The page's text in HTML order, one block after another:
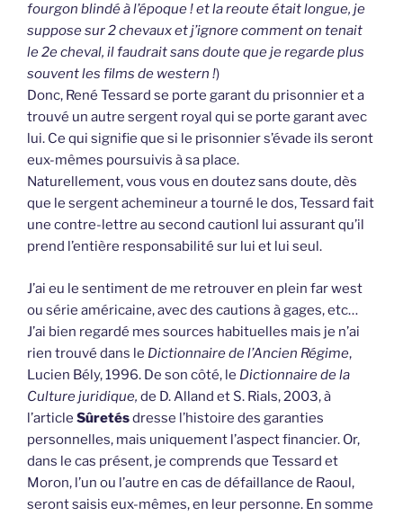
fourgon blindé à l’époque ! et la reoute était longue, je
suppose sur 2 chevaux et j’ignore comment on tenait
le 2e cheval, il faudrait sans doute que je regarde plus
souvent les films de western !)
Donc, René Tessard se porte garant du prisonnier et a
trouvé un autre sergent royal qui se porte garant avec
lui. Ce qui signifie que si le prisonnier s’évade ils seront
eux-mêmes poursuivis à sa place.
Naturellement, vous vous en doutez sans doute, dès
que le sergent achemineur a tourné le dos, Tessard fait
une contre-lettre au second cautionl lui assurant qu’il
prend l’entière responsabilité sur lui et lui seul.
J’ai eu le sentiment de me retrouver en plein far west
ou série américaine, avec des cautions à gages, etc…
J’ai bien regardé mes sources habituelles mais je n’ai
rien trouvé dans le Dictionnaire de l’Ancien Régime,
Lucien Bély, 1996. De son côté, le Dictionnaire de la
Culture juridique, de D. Alland et S. Rials, 2003, à
l’article Sûretésdresse l’histoire des garanties
personnelles, mais uniquement l’aspect financier. Or,
dans le cas présent, je comprends que Tessard et
Moron, l’un ou l’autre en cas de défaillance de Raoul,
seront saisis eux-mêmes, en leur personne. En somme